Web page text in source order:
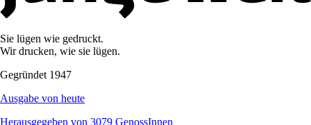
Sie lügen wie gedruckt.
Wir drucken, wie sie lügen.
Gegründet 1947
Ausgabe von heute
Herausgegeben von 3079 GenossInnen